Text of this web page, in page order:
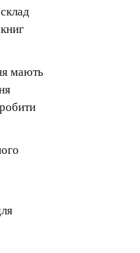
мають